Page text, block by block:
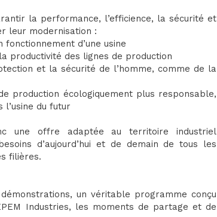
la performance, l’efficience, la sécurité et
leur modernisation :
d’une usine
productivité des lignes de production
et la sécurité de l’homme, comme de la
production écologiquement plus responsable,
du futur
une offre adaptée au territoire industriel
d’aujourd’hui et de demain de tous les
filières.
un véritable programme conçu
Industries, les moments de partage et de